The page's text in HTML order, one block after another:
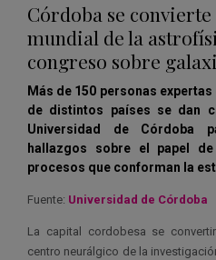
Córdoba se
mundial de la
congreso sobre
Más de 150 personas
de distintos países se dan
Universidad de Córdoba
hallazgos sobre el papel
procesos que conforman la
Fuente: Universidad de Córdoba
La capital cordobesa se
centro neurálgico de la